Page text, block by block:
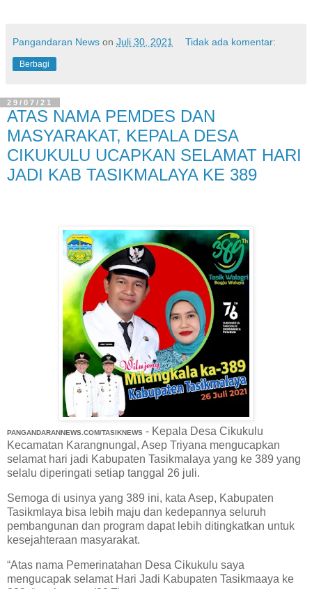
Pangandaran News on Juli 30, 2021 Tidak ada komentar:
Berbagi
29/07/21
ATAS NAMA PEMDES DAN
MASYARAKAT, KEPALA DESA
CIKUKULU UCAPKAN SELAMAT HARI
JADI KAB TASIKMALAYA KE 389
PANGANDARANNEWS.COM/TASIKNEWS - Kepala Desa Cikukulu
Kecamatan Karangnungal, Asep Triyana mengucapkan
selamat hari jadi Kabupaten Tasikmalaya yang ke 389 yang
selalu diperingati setiap tanggal 26 juli.
Semoga di usinya yang 389 ini, kata Asep, Kabupaten
Tasikmlaya bisa lebih maju dan kedepannya seluruh
pembangunan dan program dapat lebih ditingkatkan untuk
kesejahteraan masyarakat.
“Atas nama Pemerinatahan Desa Cikukulu saya
mengucapak selamat Hari Jadi Kabupaten Tasikmaaya ke